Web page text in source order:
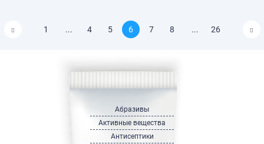
1 ... 4 5 6 7 8 ... 26
Абразивы
Активные вещества
Антисептики